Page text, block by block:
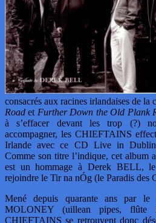
consacrés aux racines irlandaises de la
Road et Further Down the Old Plank
à s’effacer devant les trop (?)
accompagner, les CHIEFTAINS
Irlande avec ce CD Live in
Comme son titre l’indique, cet album
est un hommage à Derek BELL,
rejoindre le Tir na nÓg (le Paradis des
Mené depuis quarante ans par le
MOLONEY (uillean pipes, flûte
CHIEFTAINS se retrouvent donc